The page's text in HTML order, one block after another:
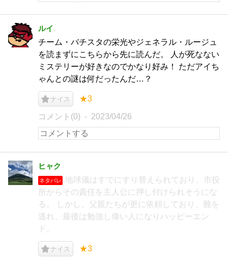
ルイ
チーム・バチスタの栄光やジェネラル・ルージュ
を読まずにこちらから先に読んだ。 人が死なない
ミステリーが好きなのでかなり好み！ ただアイち
ゃんとの謎は何だったんだ…？
ナイス ★3
コメント(0) 2023/04/26
ヒャク
ネタバレ
地球儀はすでにすり替えられており、市役
所からその責任を主人公に押し付けられそうにな
る。 しかし、父親たちが更に依頼しており、難を
逃れ、最後は勉強し偉い人になりハッピーエン
ド。
ナイス ★3